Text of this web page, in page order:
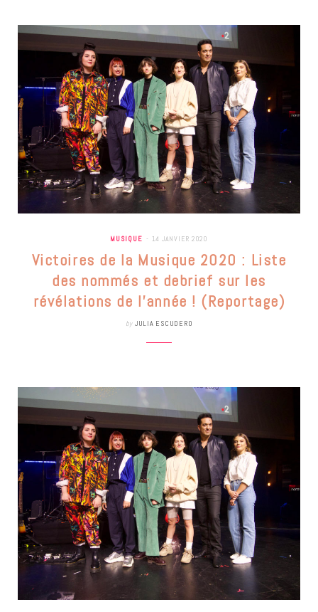
MUSIQUE 14 JANVIER 2020
Victoires de la Musique 2020 : Liste
des nommés et debrief sur les
révélations de l’année ! (Reportage)
by JULIA ESCUDERO